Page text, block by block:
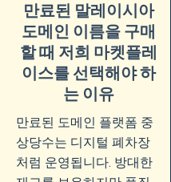
만료된 말레이시아
도메인 이름을 구매
할 때 저희 마켓플레
이스를 선택해야 하
는 이유
만료된 도메인 플랫폼 중
상당수는 디지털 폐차장
처럼 운영됩니다. 방대한